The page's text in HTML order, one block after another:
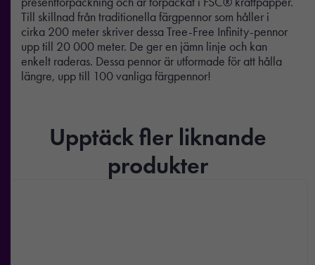
Till skillnad från traditionella färgpennor som håller i
cirka 200 meter skriver dessa Tree-Free Infinity-pennor
upp till 20 000 meter. De ger en jämn linje och kan
enkelt raderas. Dessa pennor är utformade för att hålla
längre, upp till 100 vanliga färgpennor!
Upptäck fler liknande
produkter